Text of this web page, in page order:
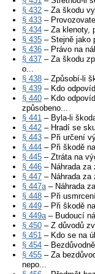
§ 432 – Za škodu
§ 433 –
§ 434 – Za klenoty,
§ 435 – Stejně jako
§ 436 – Právo na
§ 437 – Za škodu
o...
§ 438 – Způsobí-li
§ 439 – Kdo
§ 440 – Kdo
způsobeno...
§ 441 – Byla-li
§ 442 – Hradí se
§ 443 – Při určení
§ 444 – Při škodě
§ 445 – Ztráta na
§ 446 – Náhrada za
§ 447 – Náhrada za
§ 447a– Náhrada
§ 448 – Při
§ 449 – Při škodě
§ 449a– Budoucí
§ 450 – Z důvodů
§ 451 – Kdo se na
§ 454 –
§ 455 – Za
nepo...